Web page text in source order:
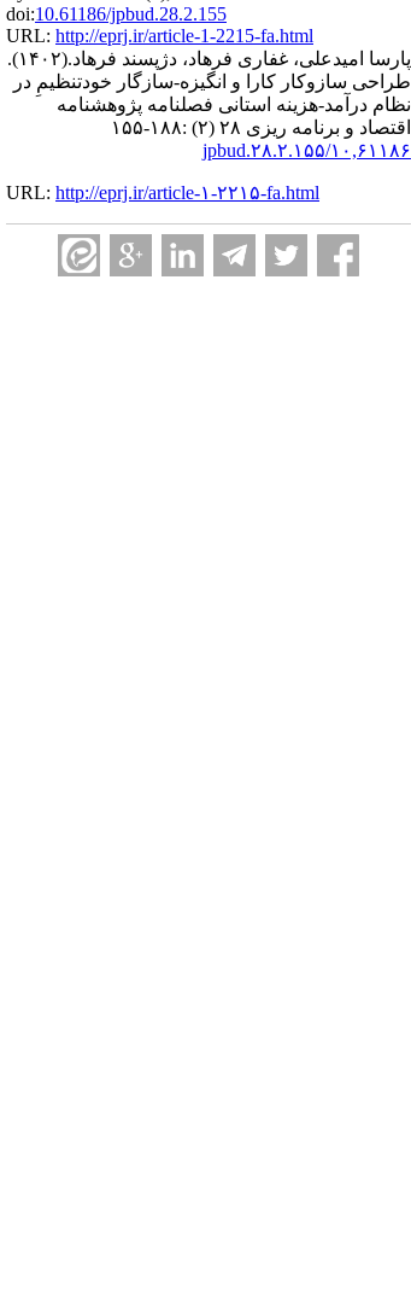
doi:10.61186/jpbud.28.2.155
URL: http://eprj.ir/article-1-2215-fa.html
پارسا امیدعلی، غفاری فرهاد، دژپسند فرهاد.(۱۴۰۲).
طراحی سازوکار کارا و انگیزه-سازگار خودتنظیمِ در
نظام درآمد-هزینه استانی فصلنامه پژوهشنامه
اقتصاد و برنامه ریزی ۲۸ (۲) :۱۸۸-۱۵۵
۱۰,۶۱۱۸۶/jpbud.۲۸.۲.۱۵۵
URL: http://eprj.ir/article-۱-۲۲۱۵-fa.html